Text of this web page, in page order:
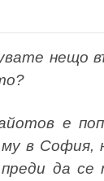
нещо
е
в
да